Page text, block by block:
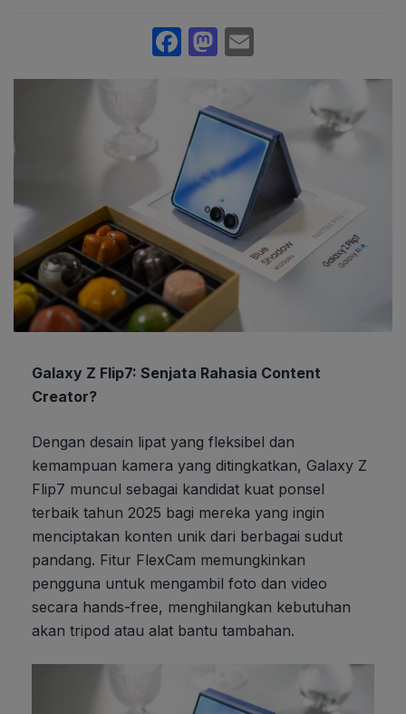
Facebook
Mastodon
Galaxy Z Flip7: Senjata Rahasia Content
Creator?
Dengan desain lipat yang fleksibel dan
kemampuan kamera yang ditingkatkan, Galaxy Z
Flip7 muncul sebagai kandidat kuat ponsel
terbaik tahun 2025 bagi mereka yang ingin
menciptakan konten unik dari berbagai sudut
pandang. Fitur FlexCam memungkinkan
pengguna untuk mengambil foto dan video
secara hands-free, menghilangkan kebutuhan
akan tripod atau alat bantu tambahan.